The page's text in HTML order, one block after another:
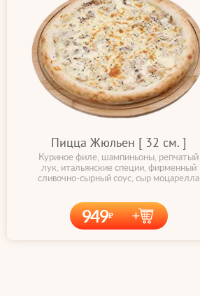
Пицца Жюльен [ 32 cм. ]
Куриное филе, шампиньоны, репчатый
лук, итальянские специи, фирменный
сливочно-сырный соус, сыр моцарелла
949